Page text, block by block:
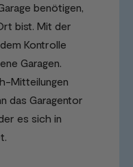
benötigen,
bist. Mit der
Kontrolle
Garagen.
Mitteilungen
das Garagentor
es sich in